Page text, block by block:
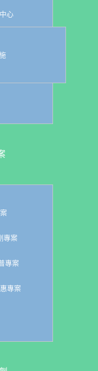
心
專案
專案
專案